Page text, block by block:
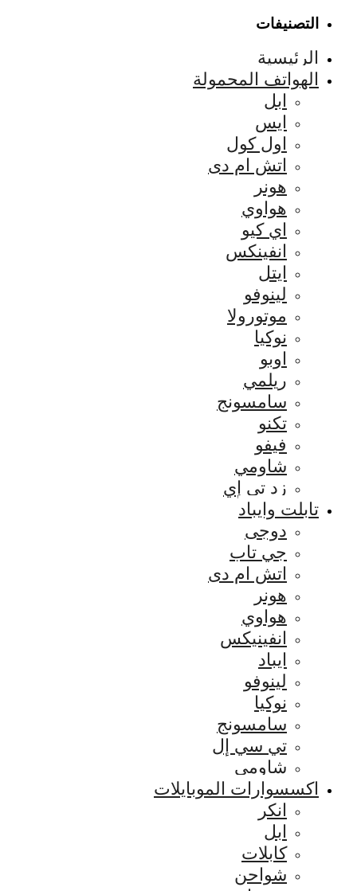
التصنيفات
الرئيسية
الهواتف المحمولة
ابل
ايس
اول كول
اتش ام دى
هونر
هواوي
اي كيو
انفينكس
ايتل
لينوفو
موتورولا
نوكيا
اوبو
ريلمي
سامسونج
تكنو
فيفو
شاومي
زد تي إي
تابلت وايباد
دوجى
جي تاب
اتش ام دى
هونر
هواوي
انفينيكس
ايباد
لينوفو
نوكيا
سامسونج
تي سي إل
شاومي
اكسسوارات الموبايلات
انكر
ابل
كابلات
شواحن